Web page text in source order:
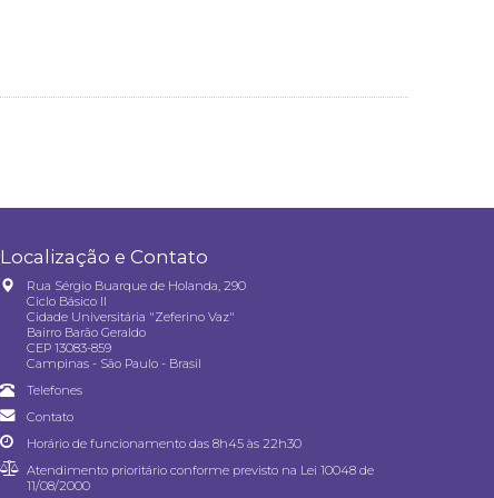
Localização e Contato
Rua Sérgio Buarque de Holanda, 290
Ciclo Básico II
Cidade Universitária "Zeferino Vaz"
Bairro Barão Geraldo
CEP 13083-859
Campinas - São Paulo - Brasil
Telefones
Contato
Horário de funcionamento das 8h45 às 22h30
Atendimento prioritário conforme previsto na Lei 10048 de
11/08/2000